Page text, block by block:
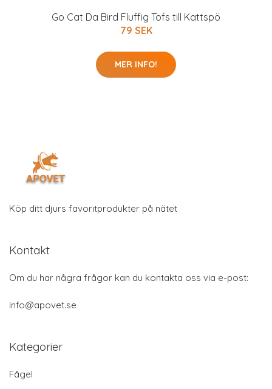
Go Cat Da Bird Fluffig Tofs till Kattspö
79 SEK
MER INFO!
Köp ditt djurs favoritprodukter på nätet
Kontakt
Om du har några frågor kan du kontakta oss via e-post:
info@apovet.se
Kategorier
Fågel